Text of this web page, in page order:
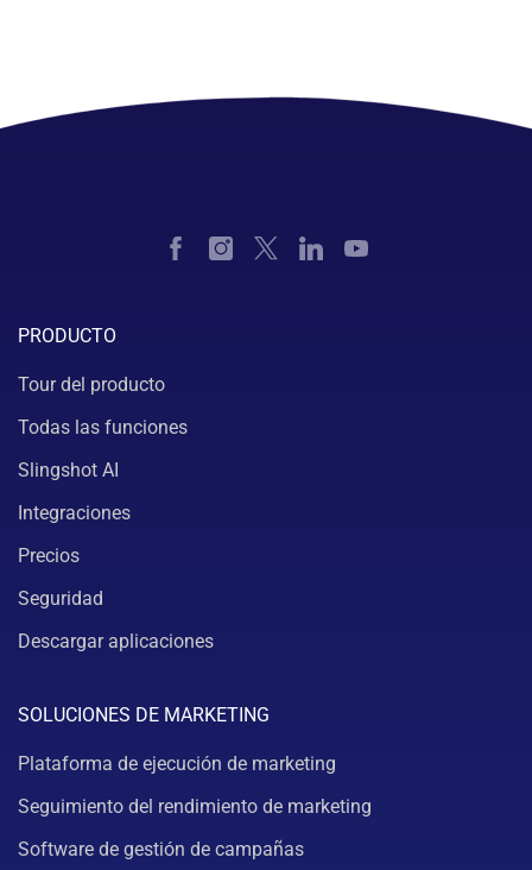
PRODUCTO
Tour del producto
Todas las funciones
Slingshot AI
Integraciones
Precios
Seguridad
Descargar aplicaciones
SOLUCIONES DE MARKETING
Plataforma de ejecución de marketing
Seguimiento del rendimiento de marketing
Software de gestión de campañas